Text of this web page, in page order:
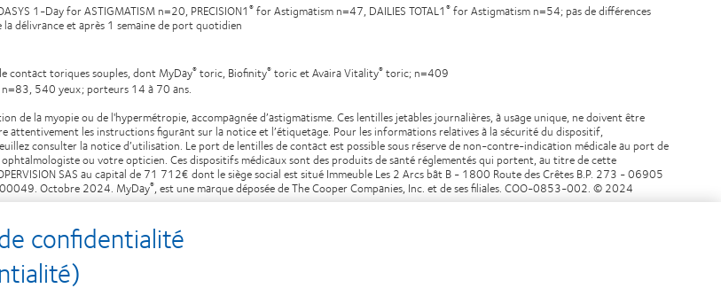
1-Day for ASTIGMATISM n=20, PRECISION1 ® for Astigmatism n=47, DAILIES TOTAL1 ® for Astigmatism n=54; pas de différences
délivrance et après 1 semaine de port quotidien
contact toriques souples, dont MyDay® toric, Biofinity® toric et Avaira Vitality® toric; n=409
n=83, 540 yeux; porteurs 14 à 70 ans.
de la myopie ou de l'hypermétropie, accompagnée d’astigmatisme. Ces lentilles jetables journalières, à usage unique, ne doivent être
attentivement les instructions figurant sur la notice et l’étiquetage. Pour les informations relatives à la sécurité du dispositif,
consulter la notice d’utilisation. Le port de lentilles de contact est possible sous réserve de non-contre-indication médicale au port de
ou votre opticien. Ces dispositifs médicaux sont des produits de santé réglementés qui portent, au titre de cette
SAS au capital de 71 712€ dont le siège social est situé Immeuble Les 2 Arcs bât B - 1800 Route des Crêtes B.P. 273 - 06905
Octobre 2024. MyDay®, est une marque déposée de The Cooper Companies, Inc. et de ses filiales. COO-0853-002. © 2024
confidentialité